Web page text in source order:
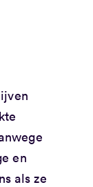
en
als ze